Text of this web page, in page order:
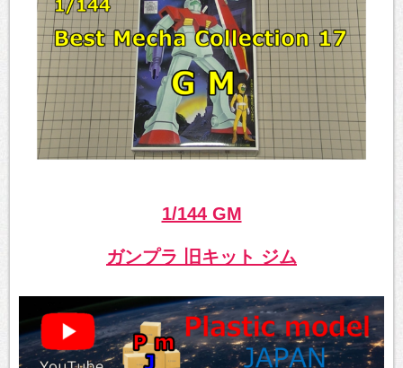
1/144 GM
ガンプラ 旧キット ジム